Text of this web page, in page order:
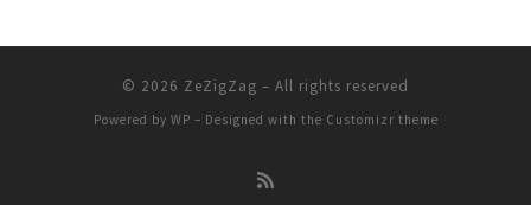
© 2026 ZeZigZag – All rights reserved
Powered by WP – Designed with the Customizr theme